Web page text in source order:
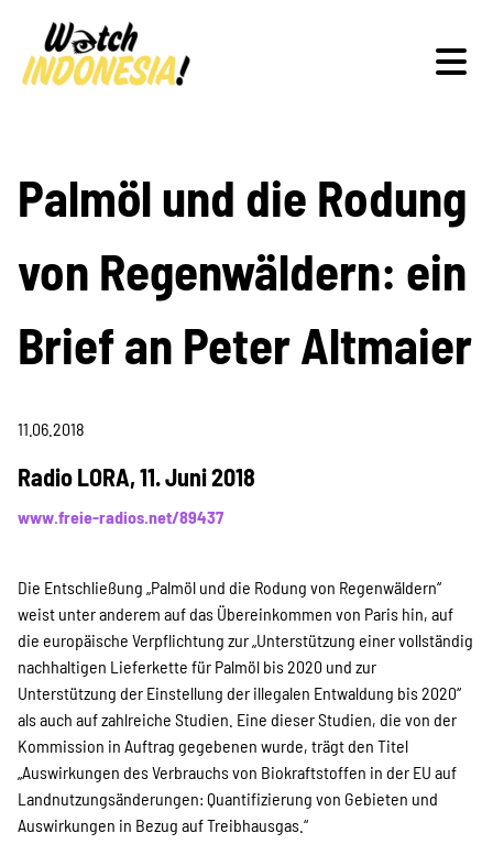
Schwerpunkte
Veranstaltungen
Projekte
Kampagne
Stellenangebote
Werde Mitglied
Palmöl und die Rodung
von Regenwäldern: ein
Brief an Peter Altmaier
11.06.2018
Radio LORA, 11. Juni 2018
www.freie-radios.net/89437
Die Entschließung „Palmöl und die Rodung von Regenwäldern“
weist unter anderem auf das Übereinkommen von Paris hin, auf
die europäische Verpflichtung zur „Unterstützung einer vollständig
nachhaltigen Lieferkette für Palmöl bis 2020 und zur
Unterstützung der Einstellung der illegalen Entwaldung bis 2020“
als auch auf zahlreiche Studien. Eine dieser Studien, die von der
Kommission in Auftrag gegebenen wurde, trägt den Titel
„Auswirkungen des Verbrauchs von Biokraftstoffen in der EU auf
Landnutzungsänderungen: Quantifizierung von Gebieten und
Auswirkungen in Bezug auf Treibhausgas.“